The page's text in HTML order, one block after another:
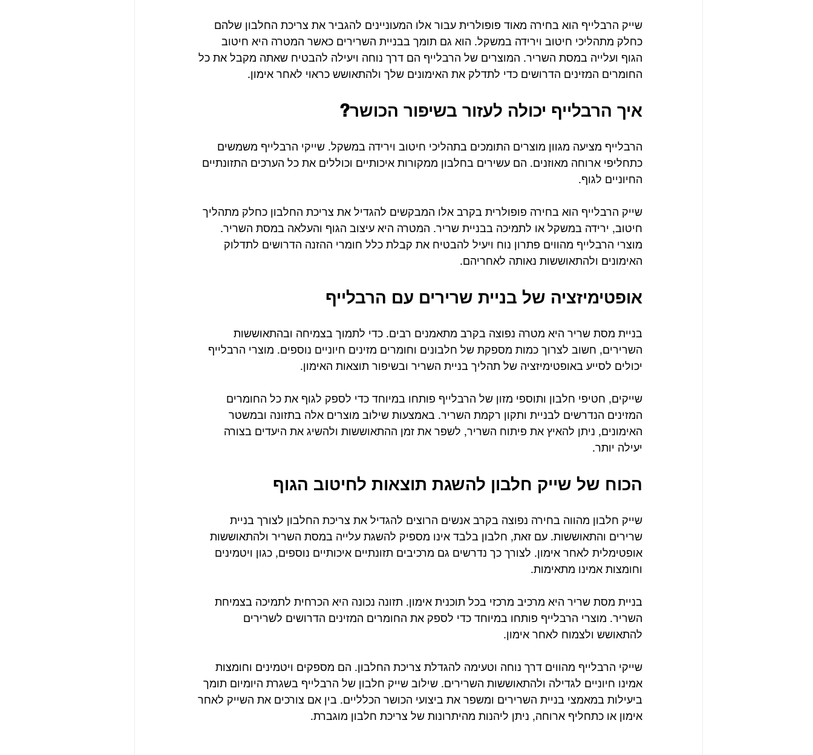
שייק הרבלייף הוא בחירה מאוד פופולרית עבור אלו המעוניינים להגביר את צריכת החלבון שלהם
כחלק מתהליכי חיטוב וירידה במשקל. הוא גם תומך בבניית השרירים כאשר המטרה היא חיטוב
הגוף ועלייה במסת השריר. המוצרים של הרבלייף הם דרך נוחה ויעילה להבטיח שאתה מקבל את כל
החומרים המזינים הדרושים כדי לתדלק את האימונים שלך ולהתאושש כראוי לאחר אימון.
איך הרבלייף יכולה לעזור בשיפור הכושר?
הרבלייף מציעה מגוון מוצרים התומכים בתהליכי חיטוב וירידה במשקל. שייקי הרבלייף משמשים
כתחליפי ארוחה מאוזנים. הם עשירים בחלבון ממקורות איכותיים וכוללים את כל הערכים התזונתיים
החיוניים לגוף.
שייק הרבלייף הוא בחירה פופולרית בקרב אלו המבקשים להגדיל את צריכת החלבון כחלק מתהליך
חיטוב, ירידה במשקל או לתמיכה בבניית שריר. המטרה היא עיצוב הגוף והעלאה במסת השריר.
מוצרי הרבלייף מהווים פתרון נוח ויעיל להבטיח את קבלת כלל חומרי ההזנה הדרושים לתדלוק
האימונים ולהתאוששות נאותה לאחריהם.
אופטימיזציה של בניית שרירים עם הרבלייף
בניית מסת שריר היא מטרה נפוצה בקרב מתאמנים רבים. כדי לתמוך בצמיחה ובהתאוששות
השרירים, חשוב לצרוך כמות מספקת של חלבונים וחומרים מזינים חיוניים נוספים. מוצרי הרבלייף
יכולים לסייע באופטימיזציה של תהליך בניית השריר ובשיפור תוצאות האימון.
שייקים, חטיפי חלבון ותוספי מזון של הרבלייף פותחו במיוחד כדי לספק לגוף את כל החומרים
המזינים הנדרשים לבניית ותקון רקמת השריר. באמצעות שילוב מוצרים אלה בתזונה ובמשטר
האימונים, ניתן להאיץ את פיתוח השריר, לשפר את זמן ההתאוששות ולהשיג את היעדים בצורה
יעילה יותר.
הכוח של שייק חלבון להשגת תוצאות לחיטוב הגוף
שייק חלבון מהווה בחירה נפוצה בקרב אנשים הרוצים להגדיל את צריכת החלבון לצורך בניית
שרירים והתאוששות. עם זאת, חלבון בלבד אינו מספיק להשגת עלייה במסת השריר ולהתאוששות
אופטימלית לאחר אימון. לצורך כך נדרשים גם מרכיבים תזונתיים איכותיים נוספים, כגון ויטמינים
וחומצות אמינו מתאימות.
בניית מסת שריר היא מרכיב מרכזי בכל תוכנית אימון. תזונה נכונה היא הכרחית לתמיכה בצמיחת
השריר. מוצרי הרבלייף פותחו במיוחד כדי לספק את החומרים המזינים הדרושים לשרירים
להתאושש ולצמוח לאחר אימון.
שייקי הרבלייף מהווים דרך נוחה וטעימה להגדלת צריכת החלבון. הם מספקים ויטמינים וחומצות
אמינו חיוניים לגדילה ולהתאוששות השרירים. שילוב שייק חלבון של הרבלייף בשגרת היומיום תומך
ביעילות במאמצי בניית השרירים ומשפר את ביצועי הכושר הכלליים. בין אם צורכים את השייק לאחר
אימון או כתחליף ארוחה, ניתן ליהנות מהיתרונות של צריכת חלבון מוגברת.